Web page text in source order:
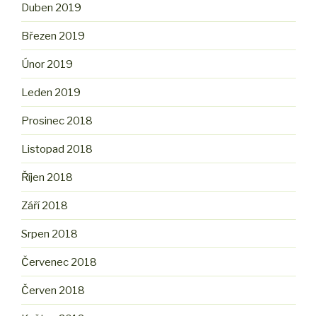
Duben 2019
Březen 2019
Únor 2019
Leden 2019
Prosinec 2018
Listopad 2018
Říjen 2018
Září 2018
Srpen 2018
Červenec 2018
Červen 2018